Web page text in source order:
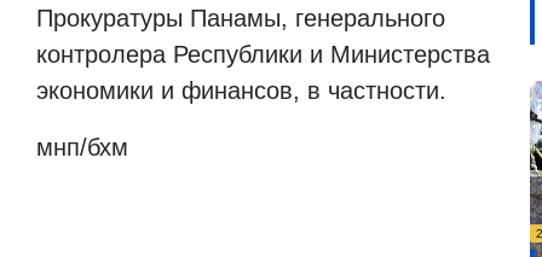
Прокуратуры Панамы, генерального
контролера Республики и Министерства
экономики и финансов, в частности.
мнп/бхм